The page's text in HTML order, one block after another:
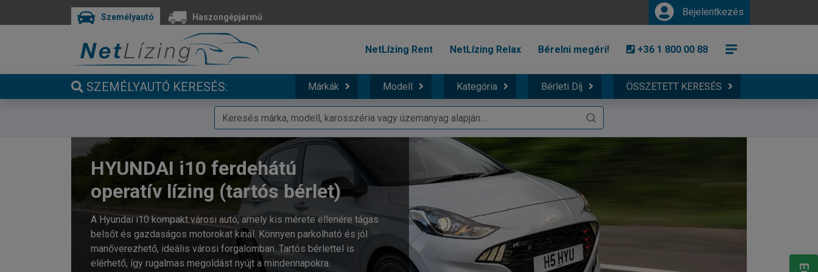
Személyautó Haszongépjármű Bejelentkezés
NetLízing Rent NetLízing Relax Bérelni megéri! +36 1 800 00 88
SZEMÉLYAUTÓ KERESÉS: Márkák Modell Kategória Bérleti Díj ÖSSZETETT KERESÉS
HYUNDAI i10 ferdehátú
operatív lízing (tartós bérlet)
A Hyundai i10 kompakt városi autó, amely kis mérete ellenére tágas
belsőt és gazdaságos motorokat kínál. Könnyen parkolható és jól
manőverezhető, ideális városi forgalomban. Tartós bérlettel is
elérhető, így rugalmas megoldást nyújt a mindennapokra.